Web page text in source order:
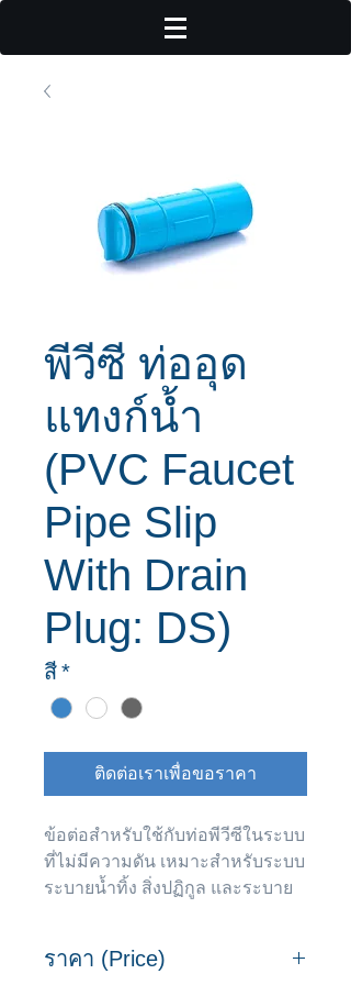
พีวีซี ท่ออุด
แทงก์น้ำ
(PVC Faucet
Pipe Slip
With Drain
Plug: DS)
สี*
ติดต่อเราเพื่อขอราคา
ข้อต่อสำหรับใช้กับท่อพีวีซีในระบบ
ที่ไม่มีความดัน เหมาะสำหรับระบบ
ระบายน้ำทิ้ง สิ่งปฏิกูล และระบาย
ราคา (Price)